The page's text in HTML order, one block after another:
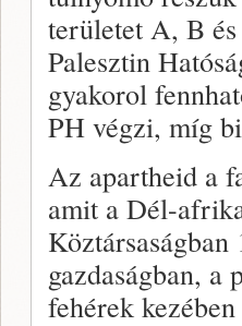
területet A, B
Palesztin
gyakorol
PH végzi, míg
Az apartheid a
amit a Dél-
gazdaságban,
fehérek